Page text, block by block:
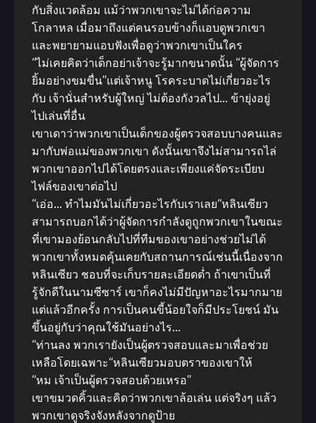
กับสิ่งแวดล้อม แม้ว่าพวกเขาจะไม่ได้ก่อความ
โกลาหล เมื่อมาถึงแต่คนรอบข้างก็แอบดูพวกเขา
และพยายามแอบฟังเพื่อดูว่าพวกเขาเป็นใคร
“ไม่เคยคิดว่าเด็กอย่าเจ้าจะรู้มากขนาดนั้น “ผู้จัดการ
ยิ้มอย่างขมขื่น”แต่เจ้าหนู โรคระบาดไม่เกี่ยวอะไร
กับ เจ้านั่นสำหรับผู้ใหญ่ ไม่ต้องกังวลไป… ข้ายุ่งอยู่
ไปเล่นที่อื่น
เขาเดาว่าพวกเขาเป็นเด็กของผู้ตรวจสอบบางคนและ
มากับพ่อแม่ของพวกเขา ดังนั้นเขาจึงไม่สามารถไล่
พวกเขาออกไปได้โดยตรงและเพียงแค่จัดระเบียบ
ไฟล์ของเขาต่อไป
“เอ่อ… ทำไมมันไม่เกี่ยวอะไรกับเราเลย“หลินเซียว
สามารถบอกได้ว่าผู้จัดการกำลังดูถูกพวกเขาในขณะ
ที่เขามองย้อนกลับไปที่ทีมของเขาอย่างช่วยไม่ได้
พวกเขาทั้งหมดคุ้นเคยกับสถานการณ์เช่นนี้เนื่องจาก
หลินเซียว ชอบที่จะเก็บรายละเอียดต่ำ ถ้าเขาเป็นที่
รู้จักดีในนามซีซาร์ เขาก็คงไม่มีปัญหาอะไรมากมาย
แต่แล้วอีกครั้ง การเป็นคนขี้น้อยใจก็มีประโยชน์ มัน
ขึ้นอยู่กับว่าคุณใช้มันอย่างไร…
“ท่านลง พวกเรายังเป็นผู้ตรวจสอบและมาเพื่อช่วย
เหลือโดยเฉพาะ“หลินเซียวมอบตราของเขาให้
“หม เจ้าเป็นผู้ตรวจสอบด้วยเหรอ”
เขาขมวดคิ้วและคิดว่าพวกเขาล้อเล่น แต่จริงๆ แล้ว
พวกเขาดูจริงจังหลังจากดูป้าย